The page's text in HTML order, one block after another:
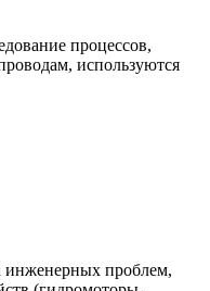
процессов,
используются
инженерных проблем,